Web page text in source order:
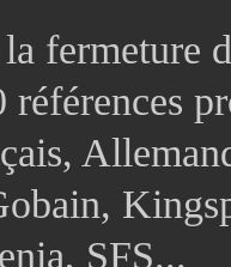
fermeture
références
SFS...